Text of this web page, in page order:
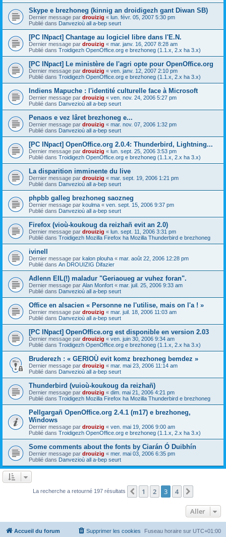
Skype e brezhoneg (kinnig an droidigezh gant Diwan SB)
Dernier message par drouizig « lun. févr. 05, 2007 5:30 pm
Publié dans Danvezioù all a-bep seurt
[PC INpact] Chantage au logiciel libre dans l'E.N.
Dernier message par drouizig « mar. janv. 16, 2007 8:28 am
Publié dans Troidigezh OpenOffice.org e brezhoneg (1.1.x, 2.x ha 3.x)
[PC INpact] Le ministère de l'agri opte pour OpenOffice.org
Dernier message par drouizig « ven. janv. 12, 2007 2:10 pm
Publié dans Troidigezh OpenOffice.org e brezhoneg (1.1.x, 2.x ha 3.x)
Indiens Mapuche : l'identité culturelle face à Microsoft
Dernier message par drouizig « ven. nov. 24, 2006 5:27 pm
Publié dans Danvezioù all a-bep seurt
Penaos e vez lâret brezhoneg e...
Dernier message par drouizig « mar. nov. 07, 2006 1:32 pm
Publié dans Danvezioù all a-bep seurt
[PC INpact] OpenOffice.org 2.0.4: Thunderbird, Lightning...
Dernier message par drouizig « lun. sept. 25, 2006 3:53 pm
Publié dans Troidigezh OpenOffice.org e brezhoneg (1.1.x, 2.x ha 3.x)
La disparition imminente du live
Dernier message par drouizig « mar. sept. 19, 2006 1:21 pm
Publié dans Danvezioù all a-bep seurt
phpbb galleg brezhoneg saozneg
Dernier message par koulma « ven. sept. 15, 2006 9:37 pm
Publié dans Danvezioù all a-bep seurt
Firefox (vioù-koukoug da reizhañ evit an 2.0)
Dernier message par drouizig « lun. sept. 11, 2006 3:31 pm
Publié dans Troidigezh Mozilla Firefox ha Mozilla Thunderbird e brezhoneg
ivinell
Dernier message par kalon plouha « mar. août 22, 2006 12:28 pm
Publié dans An DROUIZIG Difazier
Adlenn EIL(!) maladur "Geriaoueg ar vuhez foran".
Dernier message par Alan Monfort « mar. juil. 25, 2006 9:33 am
Publié dans Danvezioù all a-bep seurt
Office en alsacien « Personne ne l'utilise, mais on l'a ! »
Dernier message par drouizig « mar. juil. 18, 2006 11:03 am
Publié dans Danvezioù all a-bep seurt
[PC INpact] OpenOffice.org est disponible en version 2.03
Dernier message par drouizig « ven. juin 30, 2006 9:34 am
Publié dans Troidigezh OpenOffice.org e brezhoneg (1.1.x, 2.x ha 3.x)
Bruderezh : « GERIOÙ evit komz brezhoneg bemdez »
Dernier message par drouizig « mar. mai 23, 2006 11:14 am
Publié dans Danvezioù all a-bep seurt
Thunderbird (vuioù-koukoug da reizhañ)
Dernier message par drouizig « dim. mai 21, 2006 4:21 pm
Publié dans Troidigezh Mozilla Firefox ha Mozilla Thunderbird e brezhoneg
Pellgargañ OpenOffice.org 2.4.1 (m17) e brezhoneg,
Windows
Dernier message par drouizig « ven. mai 19, 2006 9:00 am
Publié dans Troidigezh OpenOffice.org e brezhoneg (1.1.x, 2.x ha 3.x)
Some comments about the fonts by Ciarán Ó Duibhín
Dernier message par drouizig « mer. mai 03, 2006 6:35 pm
Publié dans Danvezioù all a-bep seurt
La recherche a retourné 197 résultats Précédent
1 2 3 4
Aller
Accueil du forum Fuseau horaire sur UTC+01:00
Supprimer les cookies